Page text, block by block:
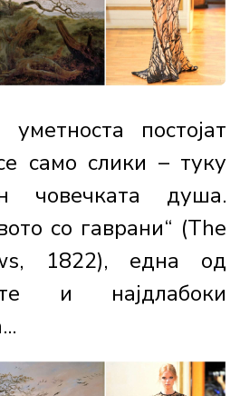
постојат
само слики – туку
човечката душа.
со гаврани“ (The
1822), една од
и најдлабоки